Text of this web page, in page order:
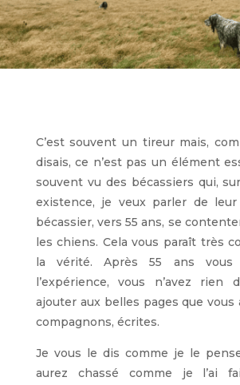
C’est souvent un tireur mais,
disais, ce n’est pas un élément
souvent vu des bécassiers qui,
existence, je veux parler de
bécassier, vers 55 ans, se
les chiens. Cela vous paraît très
la vérité. Après 55 ans vous
l’expérience, vous n’avez rien
ajouter aux belles pages que vous
compagnons, écrites.
Je vous le dis comme je le
aurez chassé comme je l’ai